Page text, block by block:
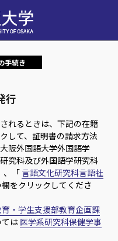
手続き
行
れるときは、下記の在籍
して、証明書の請求方法
阪外国語大学外国語学
究科及び外国語学研究科
、「 言語文化研究科言語社
欄をクリックしてくださ
育・学生支援部教育企画課
は 医学系研究科保健学事